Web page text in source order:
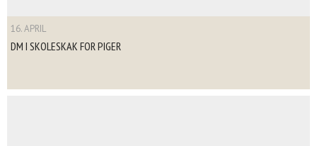
16. APRIL
DM I SKOLESKAK FOR PIGER